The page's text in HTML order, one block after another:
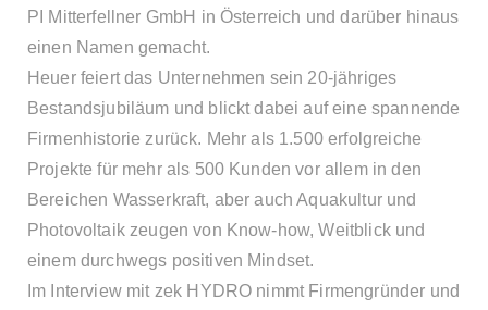
PI Mitterfellner GmbH in Österreich und darüber hinaus
einen Namen gemacht.
Heuer feiert das Unternehmen sein 20-jähriges
Bestandsjubiläum und blickt dabei auf eine spannende
Firmenhistorie zurück. Mehr als 1.500 erfolgreiche
Projekte für mehr als 500 Kunden vor allem in den
Bereichen Wasserkraft, aber auch Aquakultur und
Photovoltaik zeugen von Know-how, Weitblick und
einem durchwegs positiven Mindset.
Im Interview mit zek HYDRO nimmt Firmengründer und